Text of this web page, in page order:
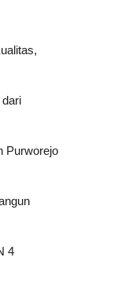
dari
Purworejo
4